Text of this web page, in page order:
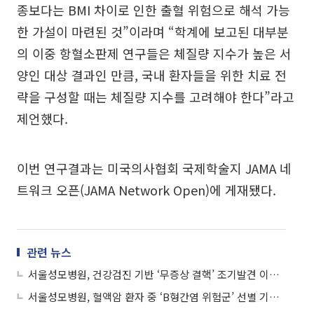
종보다는 BMI 차이로 인한 출혈 위험으로 해석 가능
한 가설이 마련된 것”이라며 “학계에 보고된 대부분
의 이중 항혈소판제 연구들은 체질량 지수가 높은 서
양인 대상 결과인 만큼, 국내 환자들을 위한 치료 전
략을 구성할 때는 체질량 지수를 고려해야 한다”라고
제언했다.
이번 연구결과는 미국의사협회 국제학술지 JAMA 네
트워크 오픈(JAMA Network Open)에 게재됐다.
관련 뉴스
서울성모병원, 건강검진 기반 ‘무증상 결핵’ 조기발견 이점 입증
서울성모병원, 혈액암 환자 중 ‘B형간염 위험군’ 선별 기준 규명